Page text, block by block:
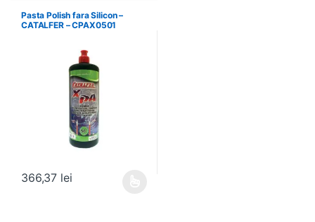
Pasta Polish fara Silicon –
CATALFER – CPAX0501
366,37 lei